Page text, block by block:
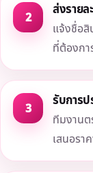
2
ส่งรายล
แจ้งชื่อสิ
ที่ต้องกา
3
รับการป
ทีมงานต
เสนอรา